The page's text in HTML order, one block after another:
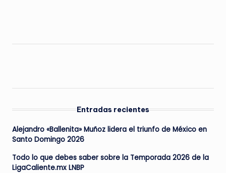
Entradas recientes
Alejandro «Ballenita» Muñoz lidera el triunfo de México en
Santo Domingo 2026
Todo lo que debes saber sobre la Temporada 2026 de la
LigaCaliente.mx LNBP